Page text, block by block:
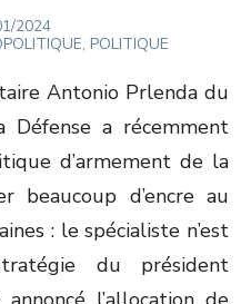
2024
POLITIQUE
Antonio Prlenda du
Défense a récemment
d’armement de la
beaucoup d’encre au
: le spécialiste n’est
du président